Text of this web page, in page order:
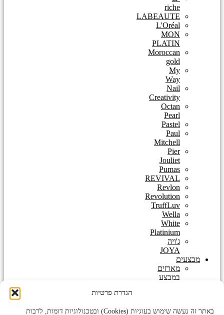
הגדרת פרטיות
באתר זה נעשה שימוש בעוגיות (Cookies) ובטכנולוגיות דומות, לרבות
riche
LABEAUTE
L'Oréal
MON
PLATIN
Moroccan
gold
My
Way
Nail
Creativity
Octan
Pearl
Pastel
Paul
Mitchell
Pier
Jouliet
Pumas
REVIVAL
Revlon
Revolution
TruffLuv
Wella
White
Platinium
ג'ויה
JOYA
מבצעים
מארזים
במבצע
חמים